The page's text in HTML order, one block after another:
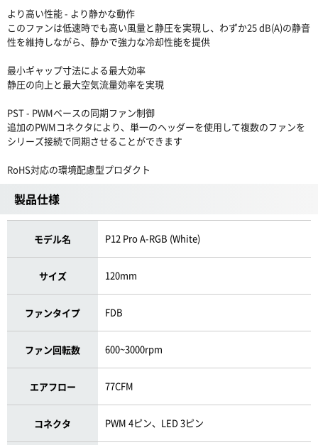
より高い性能 - より静かな動作
このファンは低速時でも高い風量と静圧を実現し、わずか25 dB(A)の静音
性を維持しながら、静かで強力な冷却性能を提供
最小ギャップ寸法による最大効率
静圧の向上と最大空気流量効率を実現
PST - PWMベースの同期ファン制御
追加のPWMコネクタにより、単一のヘッダーを使用して複数のファンを
シリーズ接続で同期させることができます
RoHS対応の環境配慮型プロダクト
製品仕様
モデル名 P12 Pro A-RGB (White)
サイズ 120mm
ファンタイプ FDB
ファン回転数 600~3000rpm
エアフロー 77CFM
コネクタ PWM 4ピン、LED 3ピン